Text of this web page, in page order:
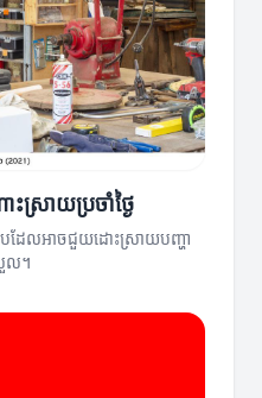
រាយប្រចាំថ្ងៃ
ដែលអាចជួយដោះស្រាយបញ្ហា
រួល។